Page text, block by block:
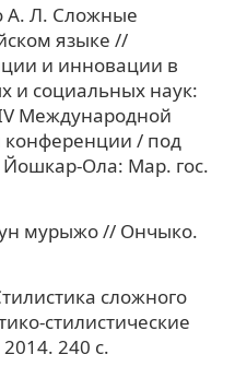
А. Л. Сложные
языке //
и инновации в
и социальных наук:
Международной
конференции / под
Ола: Мар. гос.
мурыжо // Ончыко.
сложного
стилистические
240 с.